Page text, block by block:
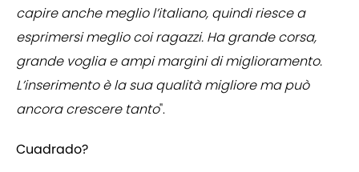
capire anche meglio l’italiano, quindi riesce a
esprimersi meglio coi ragazzi. Ha grande corsa,
grande voglia e ampi margini di miglioramento.
L’inserimento è la sua qualità migliore ma può
ancora crescere tanto".
Cuadrado?